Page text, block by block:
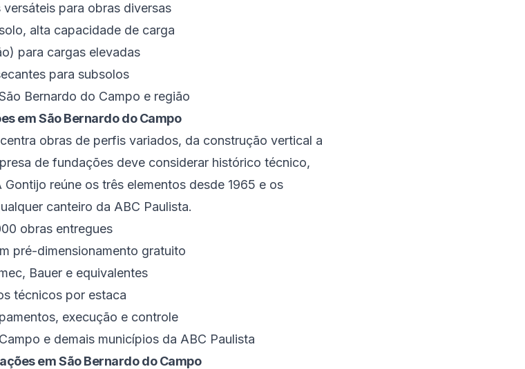
para obras diversas
alta capacidade de carga
para cargas elevadas
para subsolos
Bernardo do Campo e região
em São Bernardo do Campo
obras de perfis variados, da construção vertical a
de fundações deve considerar histórico técnico,
reúne os três elementos desde 1965 e os
canteiro da ABC Paulista.
obras entregues
pré-dimensionamento gratuito
Bauer e equivalentes
técnicos por estaca
execução e controle
e demais municípios da ABC Paulista
em São Bernardo do Campo